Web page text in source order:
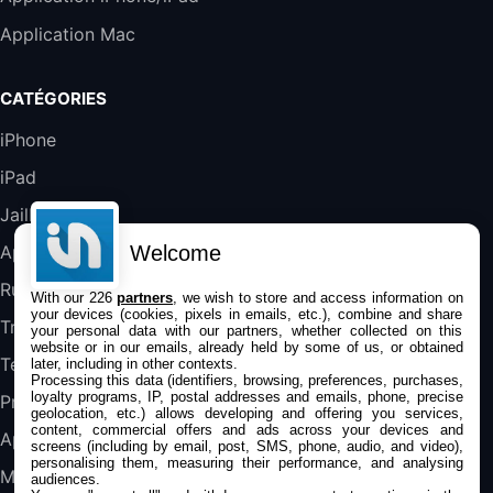
Galaxy S25 FE 6,7\" 5G Nano SIM 128 Go
Blanc
45,98€
Application Mac
CATÉGORIES
iPhone
iPad
Jailbreak
Applications
Rumeurs
Trucs & astuces
Tests
Promos
Apple
Mac
Welcome
With our 226partners , we wish to store and access information on
your devices (cookies, pixels in emails, etc.), combine and share
your personal data with our partners, whether collected on this
website or in our emails, already held by some of us, or obtained
later, including in other contexts.
Processing this data (identifiers, browsing, preferences, purchases,
loyalty programs, IP, postal addresses and emails, phone, precise
geolocation, etc.) allows developing and offering you services,
content, commercial offers and ads across your devices and
screens (including by email, post, SMS, phone, audio, and video),
personalising them, measuring their performance, and analysing
audiences.